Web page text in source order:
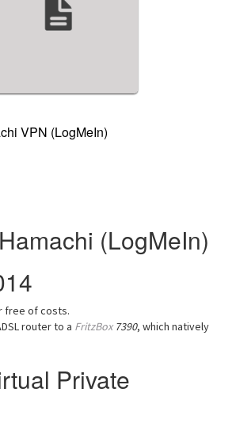
VPN (LogMeIn)
(LogMeIn)
free of costs.
router to a FritzBox7390, which natively
Private